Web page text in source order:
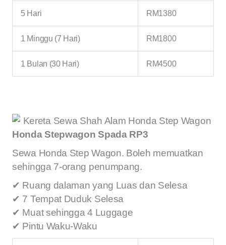
5 Hari RM1380
1 Minggu (7 Hari) RM1800
1 Bulan (30 Hari) RM4500
Honda Stepwagon Spada RP3
Sewa Honda Step Wagon. Boleh memuatkan
sehingga 7-orang penumpang.
✔ Ruang dalaman yang Luas dan Selesa
✔ 7 Tempat Duduk Selesa
✔ Muat sehingga 4 Luggage
✔ Pintu Waku-Waku